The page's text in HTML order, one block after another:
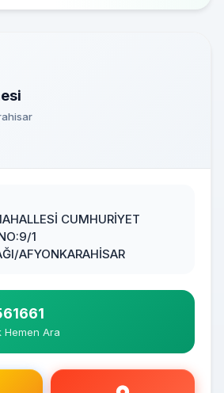
CUMHURİYET
1
AFYONKARAHİSAR
Hemen Ara